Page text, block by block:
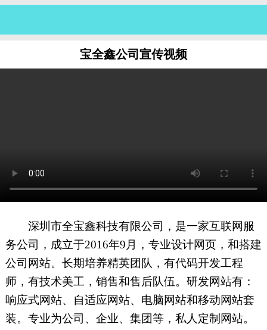
关于我们
联系我们
51La
XML地图
宝全鑫公司宣传视频
深圳市全宝鑫科技有限公司，是一家互联网服
务公司，成立于2016年9月，专业设计网页，和搭建
公司网站。长期培养精英团队，有代码开发工程
师，有技术美工，销售和售后队伍。研发网站有：
响应式网站、自适应网站、电脑网站和移动网站套
装。专业为公司、企业、集团等，私人定制网站。